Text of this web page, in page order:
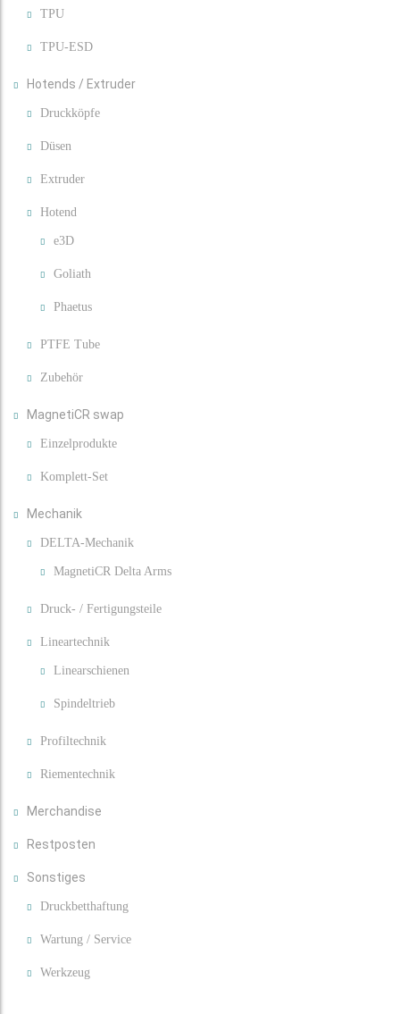
TPU
TPU-ESD
Hotends / Extruder
Druckköpfe
Düsen
Extruder
Hotend
e3D
Goliath
Phaetus
PTFE Tube
Zubehör
MagnetiCR swap
Einzelprodukte
Komplett-Set
Mechanik
DELTA-Mechanik
MagnetiCR Delta Arms
Druck- / Fertigungsteile
Lineartechnik
Linearschienen
Spindeltrieb
Profiltechnik
Riementechnik
Merchandise
Restposten
Sonstiges
Druckbetthaftung
Wartung / Service
Werkzeug